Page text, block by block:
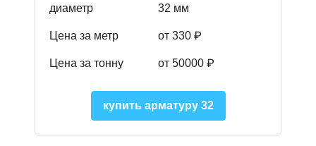
диаметр 32 мм
Цена за метр от 330 ₽
Цена за тонну от 50000 ₽
купить арматуру 32